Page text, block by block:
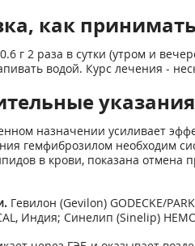
как
г 2 раза в сутки (утром и
водой. Курс лечения -
назначении усиливает
гемфиброзилом необходим
в крови, показана отмена
Гевилон (Gevilon) GODECKE/
Индия; Синелип (Sinelip)